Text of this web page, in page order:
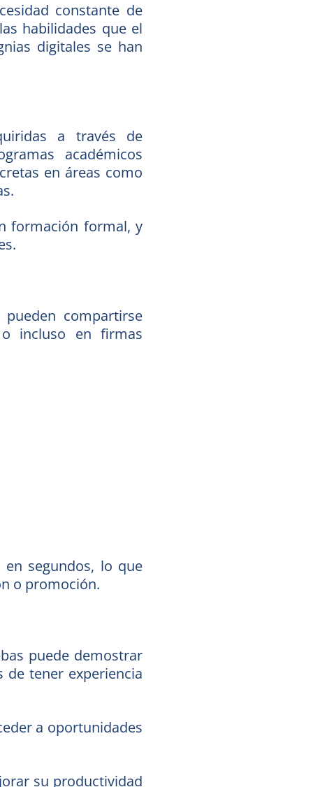
constante de
habilidades que el
digitales se han
a través de
académicos
en áreas como
formación formal, y
compartirse
incluso en firmas
segundos, lo que
o promoción.
puede demostrar
de tener experiencia
a oportunidades
su productividad